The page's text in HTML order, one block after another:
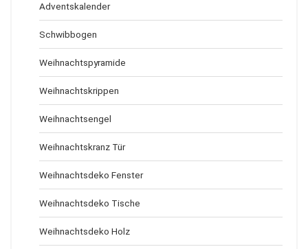
Adventskalender
Schwibbogen
Weihnachtspyramide
Weihnachtskrippen
Weihnachtsengel
Weihnachtskranz Tür
Weihnachtsdeko Fenster
Weihnachtsdeko Tische
Weihnachtsdeko Holz